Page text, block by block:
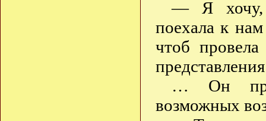
— Я хочу,
поехала к
чтоб
… Он
возможных